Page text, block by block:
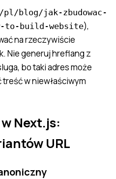
/pl/blog/jak-zbudowac-
to-build-website),
na rzeczywiście
Nie generuj hreflang z
bo taki adres może
w niewłaściwym
Next.js:
URL